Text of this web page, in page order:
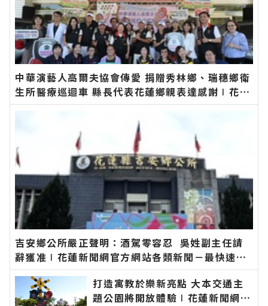
中華演藝人高爾夫協會傳愛 捐贈秀林鄉、瑞穗鄉衛
生所醫療巡迴車 縣長代表花蓮鄉親表達感謝∣花蓮
新聞網官方網站各類新聞－最快速的今日新聞報導
吉安鄉公所嚴正聲明：酒駕零容忍 吳姓副主任請
辭獲准∣花蓮新聞網官方網站各類新聞－最快速的
今日新聞報導 最新的在地資訊！
打造寓教於樂新亮點 大本交通主
題公園將開放體驗∣花蓮新聞網官